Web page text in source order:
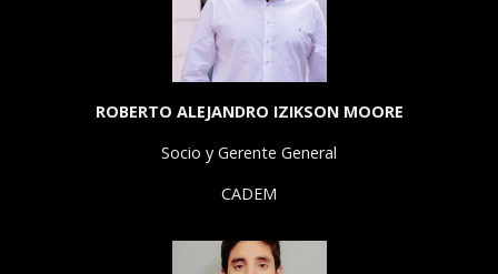
ROBERTO ALEJANDRO IZIKSON MOORE
Socio y Gerente General
CADEM